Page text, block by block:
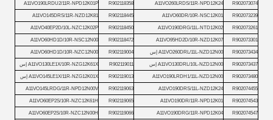
R902073074
A11VO260LRDS/11R-NPD12K24
R902118358
A11VO190LRDU2/11R-NPD12K01P
R902073239
A11VO60DR/10R-NSC12K01
R902118445
A11VO145DRS/11R-NZD12K81
R902073261
A11VO190DRG/11L-NTD12K02
R902118450
A11VO40EP2D/10L-NZC12K02P
R902073301
A11VO95HD2D/10R-NZD12K07
R902118472
A11VO60HD1D/10R-NSC12N00
R902073434 A11VO260DRL/11L-NZD12N00 إس R902119004
A11VO60HD1D/10R-NZC12N00
R902073437 A11VO130DRL/10L-NZD12N00 إس R902119011 A11VO130LE1X/10R-NZG12K61X إس
R902073480
A11VO190LRDH1/11L-NZD12N00
R902119013 A11VO145LE1X/11R-NZG12K01X إس
R902074455
A11VO190DRS/11L-NZD12K24
R902119063
A11VO145LRDG/11R-NPD12N00V
R902074543
A11VO190DR/11R-NPD12K01
R902119065
A11VO60EP2S/10R-NZC12K61H
R902074547
A11VO190DRG/11R-NPD12K04
R902119066
A11VO60EP2S/10R-NZC12N00H